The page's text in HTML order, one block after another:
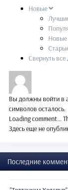
Новые
Новые
Свернуть все
Вы должны войти в
символов осталось.
Loading comment...
Здесь еще не
Последние